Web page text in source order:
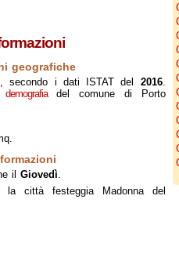
geografiche
, secondo i dati ISTAT del 2016.
del comune di Porto
il Giovedì.
la città festeggia Madonna del